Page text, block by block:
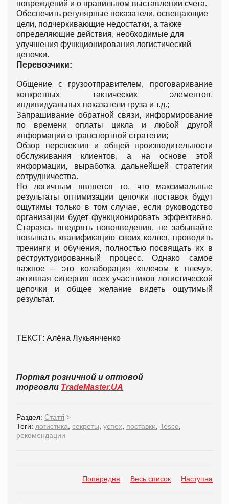
повреждений и о правильном выставлении счета.
Обеспечить регулярные показатели, освещающие
цели, подчеркивающие недостатки, а также
определяющие действия, необходимые для
улучшения функционирования логистический
цепочки.
Перевозчики:
Общение с грузоотправителем, проговаривание
конкретных тактических элементов,
индивидуальных показатели груза и т.д.;
Запрашивание обратной связи, информирование
по времени оплаты цикла и любой другой
информации о транспортной стратегии;
Обзор перспектив и общей производительности
обслуживания клиентов, а на основе этой
информации, выработка дальнейшей стратегии
сотрудничества.
Но логичным является то, что максимальные
результаты оптимизации цепочки поставок будут
ощутимы только в том случае, если руководство
организации будет функционировать эффективно.
Стараясь внедрять нововведения, не забывайте
повышать квалификацию своих коллег, проводить
тренинги и обучения, полностью посвящать их в
реструктурированный процесс. Однако самое
важное – это колаборация «плечом к плечу»,
активная синергия всех участников логистической
цепочки и общее желание видеть ощутимый
результат.
ТЕКСТ: Алёна Лукьянченко
Портал розничной и оптовой
торговли TradeMaster.UA
Раздел: Статті >
Теги: логистика секреты успех поставки Tesco
рекомендации
Попередня Весь список Наступна